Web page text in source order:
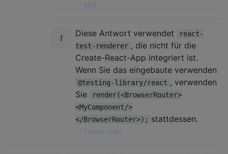
Mo1
Diese Antwort verwendet
react-
test-renderer , die nicht für die
Create-React-App integriert ist.
Wenn Sie das eingebaute verwenden
@testing-library/react , verwenden
Sie
render(<BrowserRouter>
<MyComponent/>
</BrowserRouter>); stattdessen.
Timmy Chan